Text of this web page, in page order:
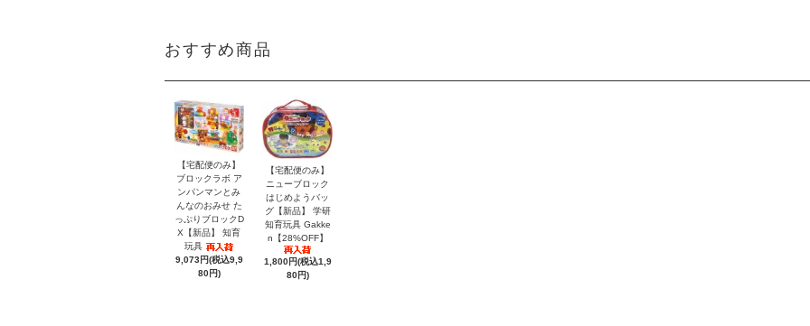
おすすめ商品
【宅配便のみ】
ブロックラボ ア
ンパンマンとみ
んなのおみせ た
っぷりブロックD
X【新品】 知育
玩具
9,073円(税込9,9
80円)
【宅配便のみ】
ニューブロック
はじめようバッ
グ【新品】 学研
知育玩具 Gakke
n【28%OFF】
1,800円(税込1,9
80円)